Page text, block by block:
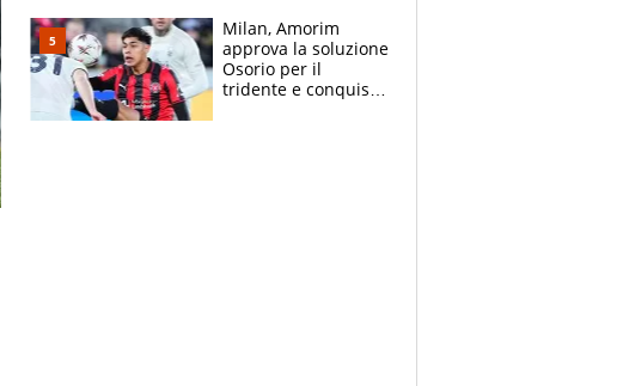
Milan, Amorim
approva la soluzione
Osorio per il
tridente e conquista